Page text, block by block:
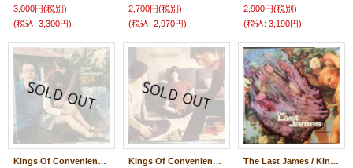
3,000円(税別)
(税込: 3,300円)
2,700円(税別)
(税込: 2,970円)
2,900円(税別)
(税込: 3,190円)
Kings Of Convenience / Quiet Is The New Loud
Kings Of Convenience / Riot On An Empty Street
The Last James / Kindergarten